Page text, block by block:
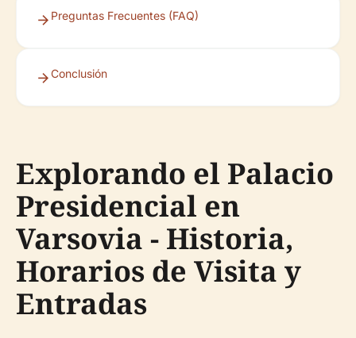
Preguntas Frecuentes (FAQ)
Conclusión
Explorando el Palacio
Presidencial en
Varsovia - Historia,
Horarios de Visita y
Entradas